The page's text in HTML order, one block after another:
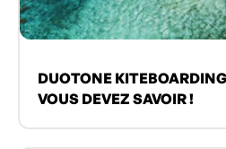
DUOTONE
VOUS DEVEZ SAVOIR !